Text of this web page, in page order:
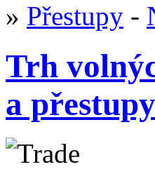
» Přestupy -
Trh
a